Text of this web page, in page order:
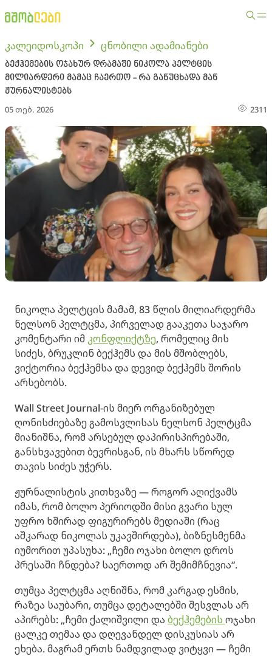
კალეიდოსკოპი ცნობილი ადამიანები
ბექჰემების ოჯახურ დრამაში ნიკოლა პელტცის
მილიარდერი მამაც ჩაერთო - რა განუცხადა მან
ჟურნალისტებს
05 თებ. 2026 2311
ნიკოლა პელტცის მამამ, 83 წლის მილიარდერმა
ნელსონ პელტცმა, პირველად გააკეთა საჯარო
კომენტარი იმკონფლიქტზე, რომელიც მის
სიძეს, ბრუკლინ ბექჰემს და მის მშობლებს,
ვიქტორია ბექჰემსა და დევიდ ბექჰემს შორის
არსებობს.
Wall Street Journal-ის მიერ ორგანიზებულ
ღონისძიებაზე გამოსვლისას ნელსონ პელტცმა
მიანიშნა, რომ არსებულ დაპირისპირებაში,
განსხვავებით ბევრისგან, ის მხარს სწორედ
თავის სიძეს უჭერს.
ჟურნალისტის კითხვაზე — როგორ აღიქვამს
იმას, რომ ბოლო პერიოდში მისი გვარი სულ
უფრო ხშირად ფიგურირებს მედიაში (რაც
აშკარად ნიკოლას უკავშირდება), ბიზნესმენმა
იუმორით უპასუხა: „ჩემი ოჯახი ბოლო დროს
პრესაში ჩნდება? საერთოდ არ შემიმჩნევია“.
თუმცა პელტცმა აღნიშნა, რომ კარგად ესმის,
რაზეა საუბარი, თუმცა დეტალებში შესვლას არ
აპირებს: „ჩემი ქალიშვილი და ბექჰემების ოჯახი
ცალკე თემაა და დღევანდელ დისკუსიას არ
ეხება. მაგრამ ერთს ნამდვილად ვიტყვი — ჩემი